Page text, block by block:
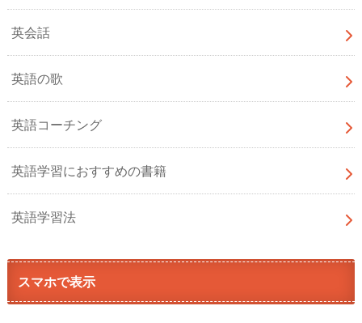
英会話
英語の歌
英語コーチング
英語学習におすすめの書籍
英語学習法
スマホで表示